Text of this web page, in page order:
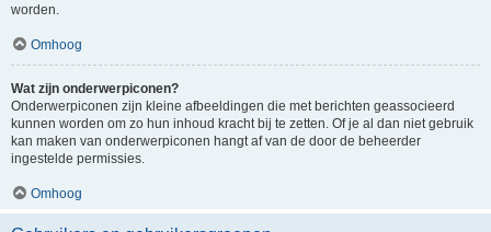
worden.
Omhoog
Wat zijn onderwerpiconen?
Onderwerpiconen zijn kleine afbeeldingen die met berichten geassocieerd
kunnen worden om zo hun inhoud kracht bij te zetten. Of je al dan niet gebruik
kan maken van onderwerpiconen hangt af van de door de beheerder
ingestelde permissies.
Omhoog